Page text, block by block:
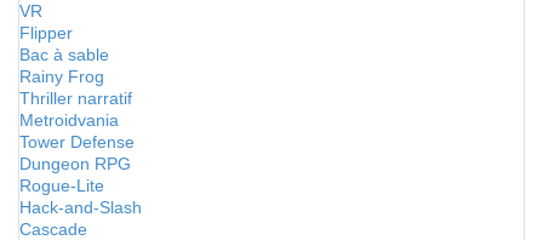
VR
Flipper
Bac à sable
Rainy Frog
Thriller narratif
Metroidvania
Tower Defense
Dungeon RPG
Rogue-Lite
Hack-and-Slash
Cascade